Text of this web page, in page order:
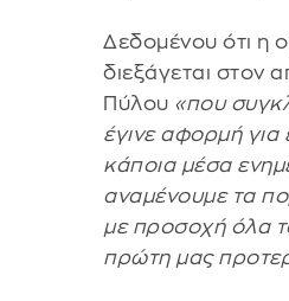
Δεδομένου ότι η
διεξάγεται στον
Πύλου «που
έγινε αφορμή
κάποια μέσα
αναμένουμε τα
με προσοχή όλα
πρώτη μας